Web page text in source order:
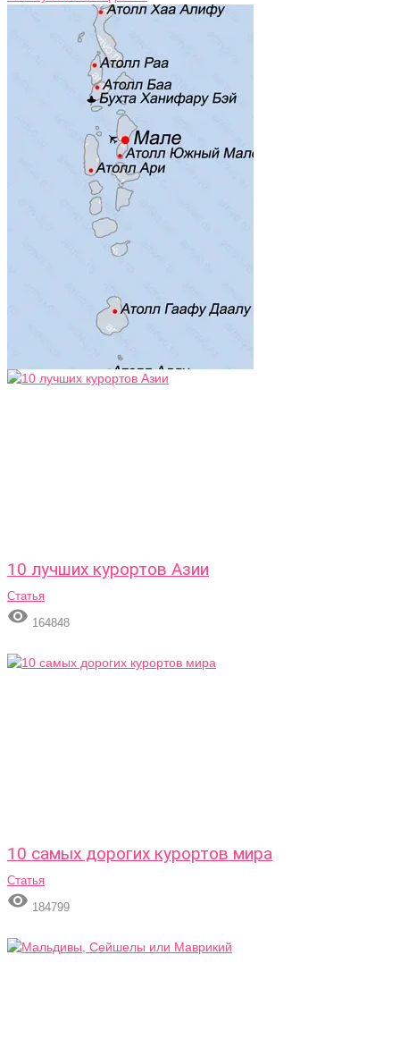
10 лучших курортов Азии
Статья
 164848
10 самых дорогих курортов мира
Статья
 184799